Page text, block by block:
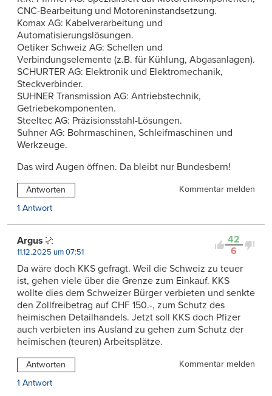
CNC-Bearbeitung und Motoreninstandsetzung.
Komax AG: Kabelverarbeitung und
Automatisierungslösungen.
Oetiker Schweiz AG: Schellen und
Verbindungselemente (z.B. für Kühlung, Abgasanlagen).
SCHURTER AG: Elektronik und Elektromechanik,
Steckverbinder.
SUHNER Transmission AG: Antriebstechnik,
Getriebekomponenten.
Steeltec AG: Präzisionsstahl-Lösungen.
Suhner AG: Bohrmaschinen, Schleifmaschinen und
Werkzeuge.
Das wird Augen öffnen. Da bleibt nur Bundesbern!
Antworten
Kommentar melden
1 Antwort
42
6
Argus
11.12.2025 um 07:51
Da wäre doch KKS gefragt. Weil die Schweiz zu teuer
ist, gehen viele über die Grenze zum Einkauf. KKS
wollte dies dem Schweizer Bürger verbieten und senkte
den Zollfreibetrag auf CHF 150.-, zum Schutz des
heimischen Detailhandels. Jetzt soll KKS doch Pfizer
auch verbieten ins Ausland zu gehen zum Schutz der
heimischen (teuren) Arbeitsplätze.
Antworten
Kommentar melden
1 Antwort